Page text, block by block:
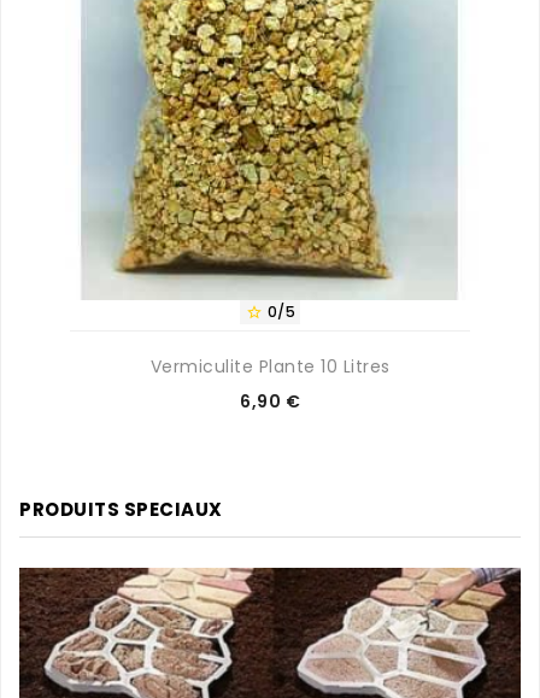
 0/5
Vermiculite Plante 10 Litres
Prix
6,90 €
PRODUITS SPECIAUX